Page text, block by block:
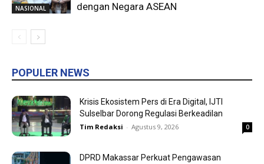
NASIONAL
dengan Negara ASEAN
POPULER NEWS
Krisis Ekosistem Pers di Era Digital, IJTI
Sulselbar Dorong Regulasi Berkeadilan
Tim Redaksi - Agustus 9, 2026 0
DPRD Makassar Perkuat Pengawasan